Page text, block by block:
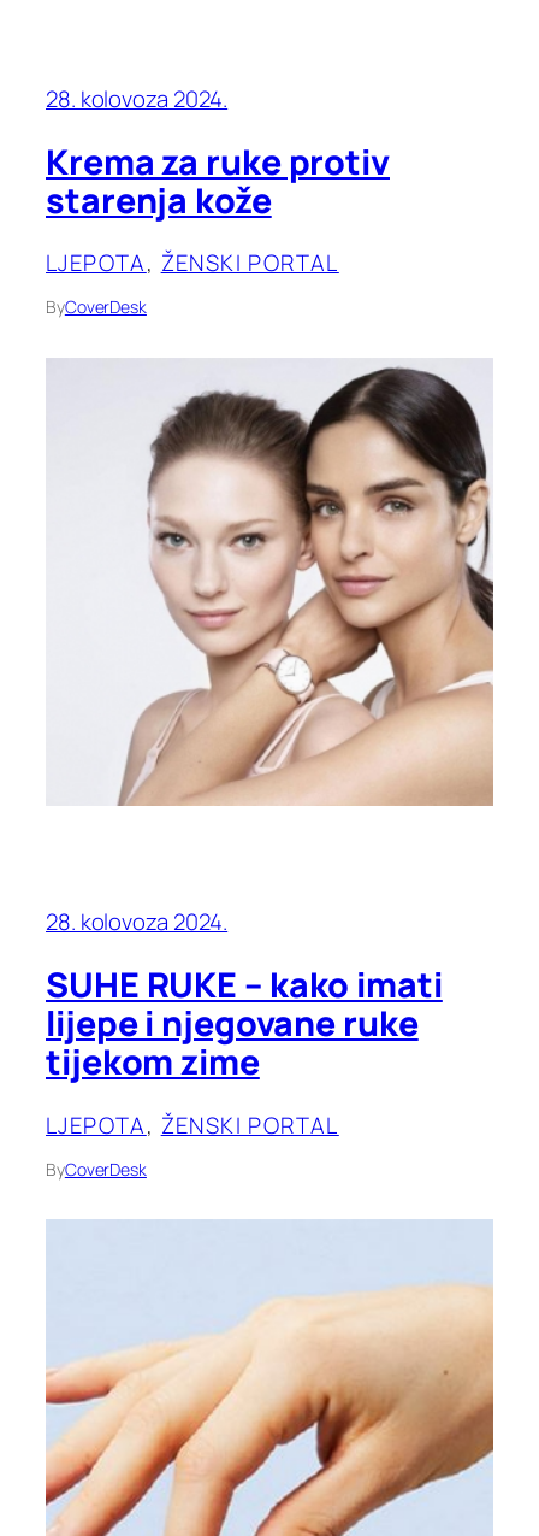
28. kolovoza 2024.
Krema za ruke protiv
starenja kože
LJEPOTA, ŽENSKI PORTAL
ByCoverDesk
28. kolovoza 2024.
SUHE RUKE – kako imati
lijepe i njegovane ruke
tijekom zime
LJEPOTA, ŽENSKI PORTAL
ByCoverDesk